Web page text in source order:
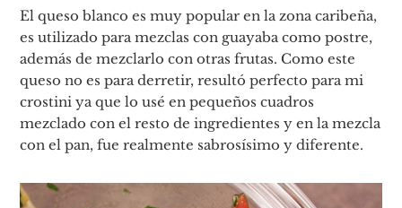
El queso blanco es muy popular en la zona caribeña,
es utilizado para mezclas con guayaba como postre,
además de mezclarlo con otras frutas. Como este
queso no es para derretir, resultó perfecto para mi
crostini ya que lo usé en pequeños cuadros
mezclado con el resto de ingredientes y en la mezcla
con el pan, fue realmente sabrosísimo y diferente.